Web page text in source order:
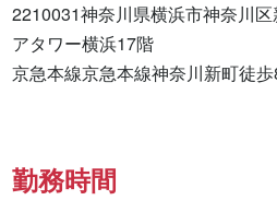
2210031神奈川県横浜市神奈川
アタワー横浜17階
京急本線京急本線神奈川新町徒
勤務時間